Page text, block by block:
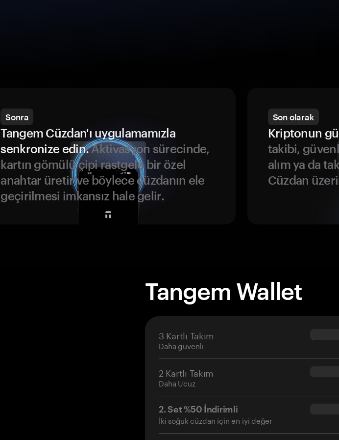
Sonra
Tangem Cüzdan'ı uygulamamızla
senkronize edin.Aktivasyon sürecinde,
kartın gömülü çipi rastgele bir özel
anahtar üretir ve böylece cüzdanın ele
geçirilmesi imkansız hale gelir.
Son olarak
Kriptonun
takibi,
alım ya da
Cüzdan
Tangem Wallet
3 Kartlı Takım
Daha güvenli
$69.90
2 Kartlı Takım
Daha Ucuz
$54.90
2. Set %50 İndirimli
İki soğuk cüzdan için en iyi değer
$34.95